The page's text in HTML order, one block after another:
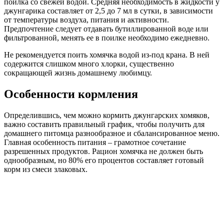
поилка со свежей водой. Средняя необходимость в жидкости у
джунгарика составляет от 2,5 до 7 мл в сутки, в зависимости
от температуры воздуха, питания и активности.
Предпочтение следует отдавать бутиллированной воде или
фильтрованной, менять ее в поилке необходимо ежедневно.
Не рекомендуется поить хомячка водой из-под крана. В ней
содержится слишком много хлорки, существенно
сокращающей жизнь домашнему любимцу.
Особенности кормления
Определившись, чем можно кормить джунгарских хомяков,
важно составить правильный график, чтобы получить для
домашнего питомца разнообразное и сбалансированное меню.
Главная особенность питания – грамотное сочетание
разрешенных продуктов. Рацион хомячка не должен быть
однообразным, но 80% его процентов составляет готовый
корм из смеси злаковых.